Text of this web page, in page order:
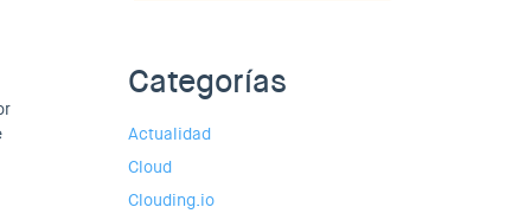
Categorías
Actualidad
Cloud
Clouding.io